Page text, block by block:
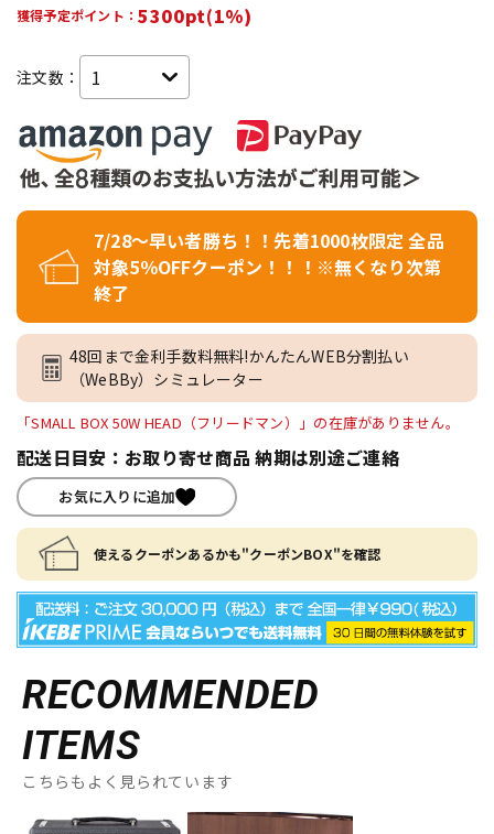
獲得予定ポイント： 5300pt(1%)
注文数：
7/28～早い者勝ち！！先着1000枚限定 全品
対象5％OFFクーポン！！！※無くなり次第
終了
48回まで金利手数料無料!かんたんWEB分割払い
（WeBBy）シミュレーター
「SMALL BOX 50W HEAD（フリードマン）」の在庫がありません。
配送日目安：お取り寄せ商品 納期は別途ご連絡
お気に入りに追加
使えるクーポンあるかも"クーポンBOX"を確認
RECOMMENDED
ITEMS
こちらもよく見られています